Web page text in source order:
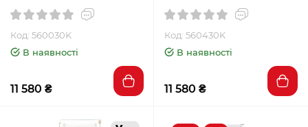
Код: 560030K
В наявності
11 580 ₴
Код: 560430K
В наявності
11 580 ₴